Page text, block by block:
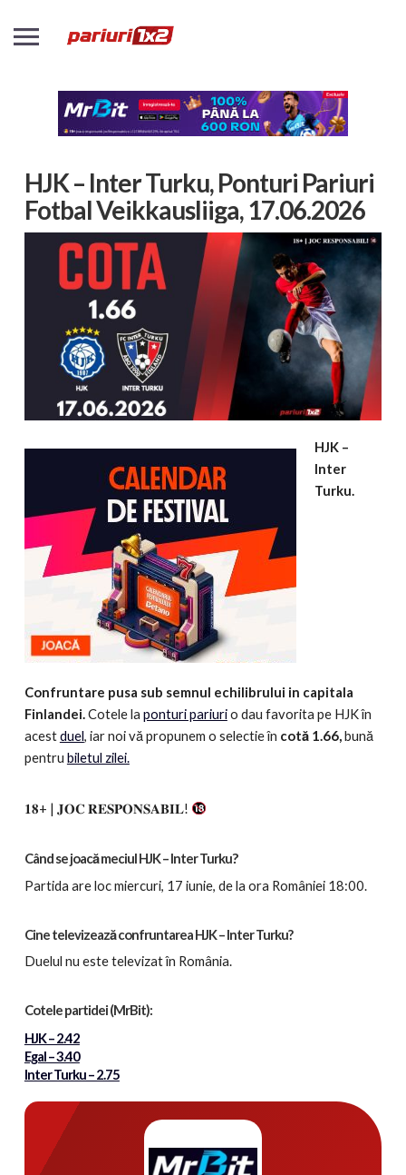
HJK – Inter Turku, Ponturi Pariuri
Fotbal Veikkausliiga, 17.06.2026
HJK –
Inter
Turku.
Confruntare pusa sub semnul echilibrului in capitala
Finlandei.Cotele la ponturi pariurio dau favorita pe HJK în
acestduel, iar noi vă propunem o selectie în cotă 1.66,bună
pentru biletul zilei.
𝟏𝟖+ | 𝐉𝐎𝐂 𝐑𝐄𝐒𝐏𝐎𝐍𝐒𝐀𝐁𝐈𝐋!
Când se joacă meciul HJK – Inter Turku?
Partida are loc miercuri, 17 iunie, de la ora României 18:00.
Cine televizează confruntarea HJK – Inter Turku?
Duelul nu este televizat în România.
Cotele partidei(MrBit):
HJK – 2.42
Egal – 3.40
Inter Turku – 2.75